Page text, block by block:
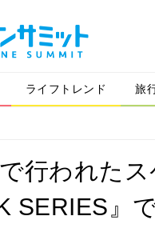
ライフトレンド 旅
行われた
SERIES』